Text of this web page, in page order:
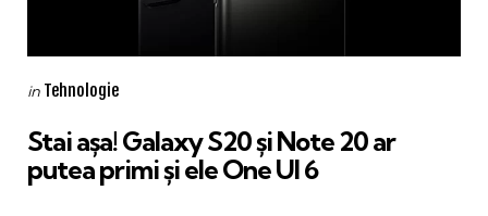
Categories
Posted
in Tehnologie
Stai așa! Galaxy S20 și Note 20 ar
putea primi și ele One UI 6